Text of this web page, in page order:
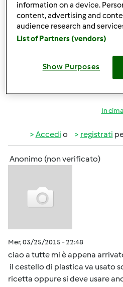
Sab, 03/07/2015 - 15:21
non vedo l'ora che arrivi anche
massimo....ancora poche
In cima
Accedi o registrati
Anonimo (non verificato)
Mer, 03/25/2015 - 22:48
ciao a tutte mi è appena
il cestello di plastica va usato
ricetta oppure si deve usare
information on a device.
content, advertising and
audience research and
List of Partners (vendors)
Show Purposes